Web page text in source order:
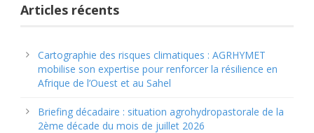
Articles récents
Cartographie des risques climatiques : AGRHYMET
mobilise son expertise pour renforcer la résilience en
Afrique de l’Ouest et au Sahel
Briefing décadaire : situation agrohydropastorale de la
2ème décade du mois de juillet 2026